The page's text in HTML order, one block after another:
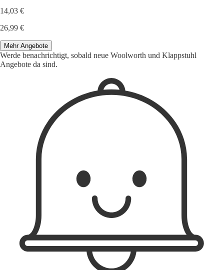
14,03 €
26,99 €
Mehr Angebote
Werde benachrichtigt, sobald neue Woolworth und Klappstuhl
Angebote da sind.